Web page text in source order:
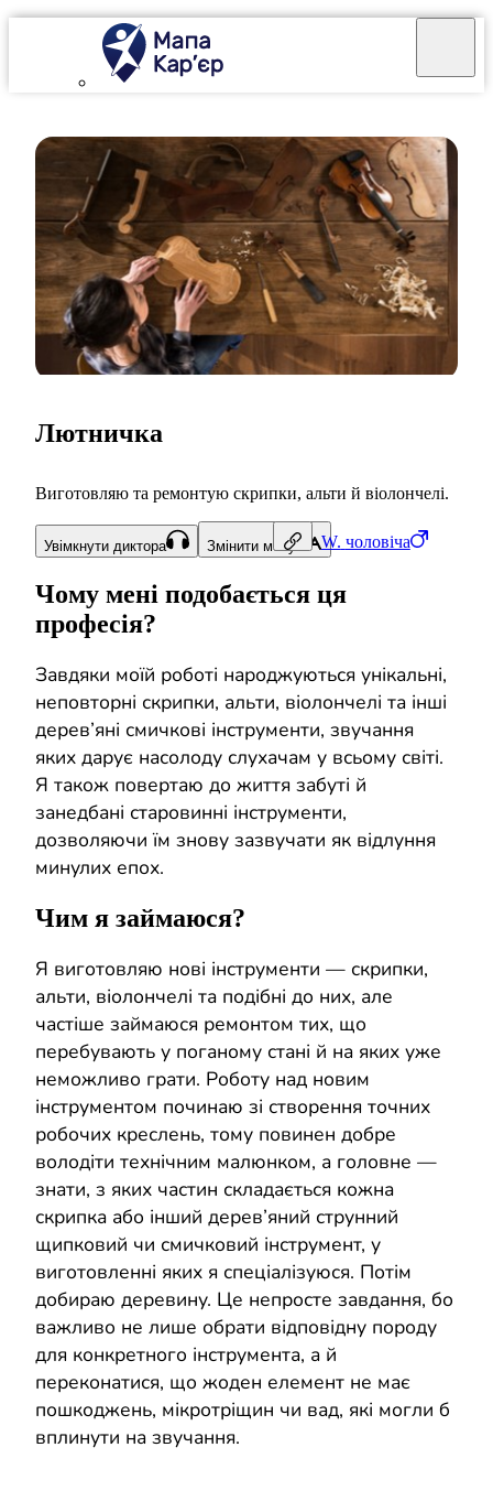
W. чоловіча
Лютничка
Виготовляю та ремонтую скрипки, альти й віолончелі.
Увімкнути диктора Змінити мову
Чому мені подобається ця
професія?
Завдяки моїй роботі народжуються унікальні,
неповторні скрипки, альти, віолончелі та інші
дерев’яні смичкові інструменти, звучання
яких дарує насолоду слухачам у всьому світі.
Я також повертаю до життя забуті й
занедбані старовинні інструменти,
дозволяючи їм знову зазвучати як відлуння
минулих епох.
Чим я займаюся?
Я виготовляю нові інструменти — скрипки,
альти, віолончелі та подібні до них, але
частіше займаюся ремонтом тих, що
перебувають у поганому стані й на яких уже
неможливо грати. Роботу над новим
інструментом починаю зі створення точних
робочих креслень, тому повинен добре
володіти технічним малюнком, а головне —
знати, з яких частин складається кожна
скрипка або інший дерев’яний струнний
щипковий чи смичковий інструмент, у
виготовленні яких я спеціалізуюся. Потім
добираю деревину. Це непросте завдання, бо
важливо не лише обрати відповідну породу
для конкретного інструмента, а й
переконатися, що жоден елемент не має
пошкоджень, мікротріщин чи вад, які могли б
вплинути на звучання.